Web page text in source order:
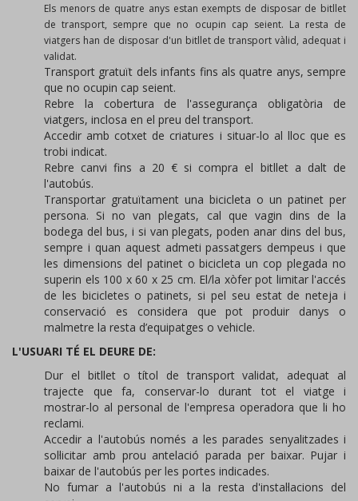
Els menors de quatre anys estan exempts de disposar de bitllet
de transport, sempre que no ocupin cap seient. La resta de
viatgers han de disposar d'un bitllet de transport vàlid, adequat i
validat.
Transport gratuït dels infants fins als quatre anys, sempre
que no ocupin cap seient.
Rebre la cobertura de l'assegurança obligatòria de
viatgers, inclosa en el preu del transport.
Accedir amb cotxet de criatures i situar-lo al lloc que es
trobi indicat.
Rebre canvi fins a 20 € si compra el bitllet a dalt de
l'autobús.
Transportar gratuïtament una bicicleta o un patinet per
persona. Si no van plegats, cal que vagin dins de la
bodega del bus, i si van plegats, poden anar dins del bus,
sempre i quan aquest admeti passatgers dempeus i que
les dimensions del patinet o bicicleta un cop plegada no
superin els 100 x 60 x 25 cm. El/la xòfer pot limitar l'accés
de les bicicletes o patinets, si pel seu estat de neteja i
conservació es considera que pot produir danys o
malmetre la resta d’equipatges o vehicle.
L'USUARI TÉ EL DEURE DE:
Dur el bitllet o títol de transport validat, adequat al
trajecte que fa, conservar-lo durant tot el viatge i
mostrar-lo al personal de l'empresa operadora que li ho
reclami.
Accedir a l'autobús només a les parades senyalitzades i
sol·licitar amb prou antelació parada per baixar. Pujar i
baixar de l'autobús per les portes indicades.
No fumar a l'autobús ni a la resta d'instal·lacions del